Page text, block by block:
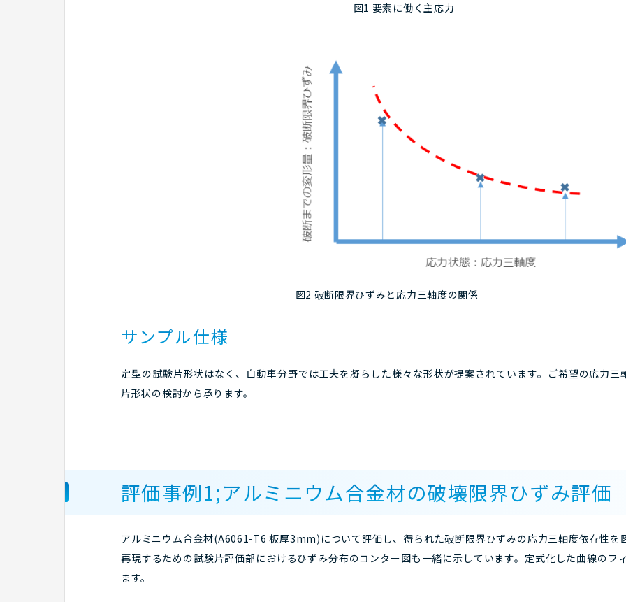
図1 要素に働く主応力
図2 破断限界ひずみと応力三軸度の関係
サンプル仕様
定型の試験片形状はなく、自動車分野では工夫を凝らした様々な形状が提案されています。ご希望の応力
片形状の検討から承ります。
評価事例1;アルミニウム合金材の破壊限界ひずみ評価
アルミニウム合金材(A6061-T6 板厚3mm)について評価し、得られた破断限界ひずみの応力三軸度依存性を
再現するための試験片評価部におけるひずみ分布のコンター図も一緒に示しています。定式化した曲線のフ
ます。